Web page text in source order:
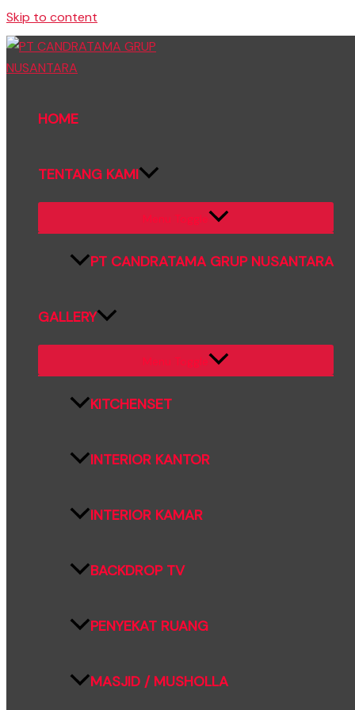
Skip to content
HOME
TENTANG KAMI
Menu Toggle
PT CANDRATAMA GRUP NUSANTARA
GALLERY
Menu Toggle
KITCHENSET
INTERIOR KANTOR
INTERIOR KAMAR
BACKDROP TV
PENYEKAT RUANG
MASJID / MUSHOLLA